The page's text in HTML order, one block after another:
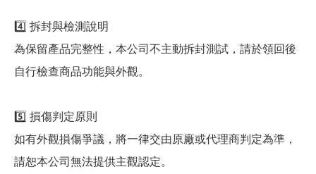
4️⃣ 拆封與檢測說明
為保留產品完整性，本公司不主動拆封測試，請於領回後
自行檢查商品功能與外觀。
5️⃣ 損傷判定原則
如有外觀損傷爭議，將一律交由原廠或代理商判定為準，
請恕本公司無法提供主觀認定。